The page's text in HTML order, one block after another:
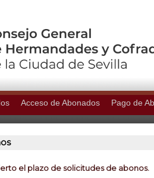
Acceso de Abonados Pago de
el plazo de solicitudes de abonos.